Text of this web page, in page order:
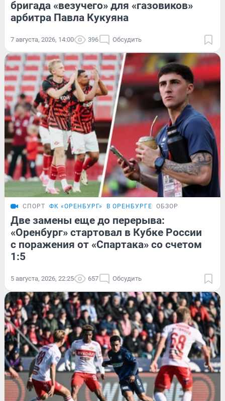
бригада «везучего» для «газовиков»
арбитра Павла Кукуяна
7 августа, 2026, 14:00 396 Обсудить
СПОРТ ФК «ОРЕНБУРГ» В ОРЕНБУРГЕ ОБЗОР
Две замены еще до перерыва:
«Оренбург» стартовал в Кубке России
с поражения от «Спартака» со счетом
1:5
5 августа, 2026, 22:25 657 Обсудить